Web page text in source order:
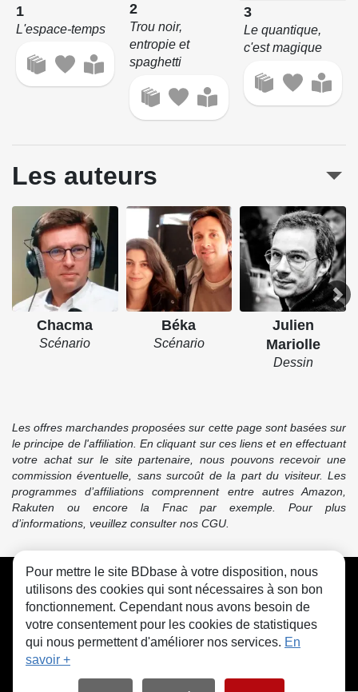
1
L'espace-temps
2
Trou noir,
entropie et
spaghetti
3
Le quantique,
c'est magique
Les auteurs
Chacma
Scénario
Béka
Scénario
Julien
Mariolle
Dessin
Les offres marchandes proposées sur cette page sont basées sur
le principe de l'affiliation. En cliquant sur ces liens et en effectuant
votre achat sur le site partenaire, nous pouvons recevoir une
commission éventuelle, sans surcoût de la part du visiteur. Les
programmes d’affiliations comprennent entre autres Amazon,
Rakuten ou encore la Fnac par exemple. Pour plus
d’informations, veuillez consulter nos CGU.
CGU FAQ Contact Cookies
Pour mettre le site BDbase à votre disposition, nous
utilisons des cookies qui sont nécessaires à son bon
fonctionnement. Cependant nous avons besoin de
votre consentement pour les cookies de statistiques
qui nous permettent d'améliorer nos services. En
savoir +